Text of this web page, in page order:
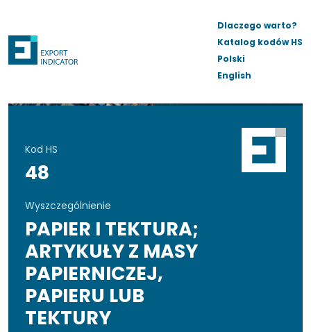
Dlaczego warto?
Katalog kodów HS
Polski
English
Kod HS
48
Wyszczególnienie
PAPIER I TEKTURA;
ARTYKUŁY Z MASY
PAPIERNICZEJ,
PAPIERU LUB
TEKTURY